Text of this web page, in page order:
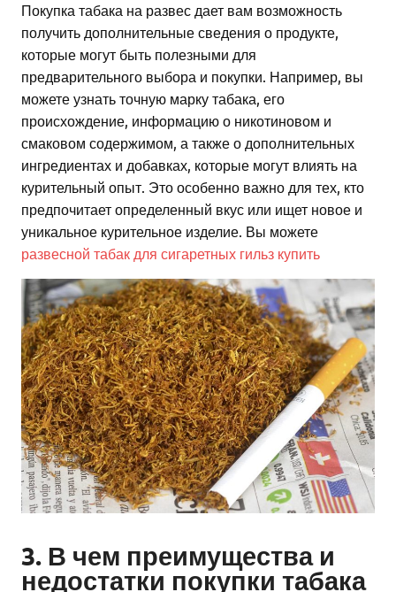
Покупка табака на развес дает вам возможность
получить дополнительные сведения о продукте,
которые могут быть полезными для
предварительного выбора и покупки. Например, вы
можете узнать точную марку табака, его
происхождение, информацию о никотиновом и
смаковом содержимом, а также о дополнительных
ингредиентах и добавках, которые могут влиять на
курительный опыт. Это особенно важно для тех, кто
предпочитает определенный вкус или ищет новое и
уникальное курительное изделие. Вы можете
развесной табак для сигаретных гильз купить
3. В чем преимущества и
недостатки покупки табака